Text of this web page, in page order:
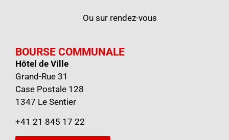
Ou sur rendez-vous
BOURSE COMMUNALE
Hôtel de Ville
Grand-Rue 31
Case Postale 128
1347 Le Sentier
+41 21 845 17 22